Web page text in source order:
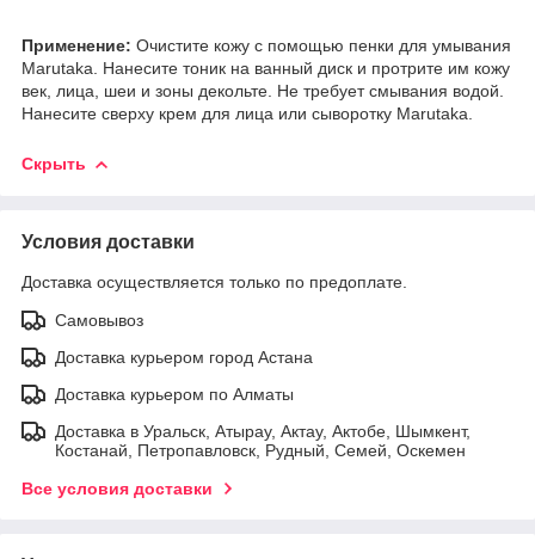
Применение: Очистите кожу с помощью пенки для умывания
Marutakа. Нанесите тоник на ванный диск и протрите им кожу
век, лица, шеи и зоны декольте. Не требует смывания водой.
Нанесите сверху крем для лица или сыворотку Marutaka.
Скрыть
Условия доставки
Доставка осуществляется только по предоплате.
Самовывоз
Доставка курьером город Астана
Доставка курьером по Алматы
Доставка в Уральск, Атырау, Актау, Актобе, Шымкент,
Костанай, Петропавловск, Рудный, Семей, Оскемен
Все условия доставки